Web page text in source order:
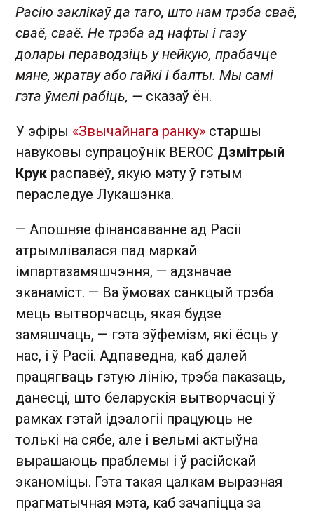
Расію заклікаў да таго, што нам трэба сваё,
сваё, сваё. Не трэба ад нафты і газу
долары пераводзіць у нейкую, прабачце
мяне, жратву або гайкі і балты. Мы самі
гэта ўмелі рабіць, — сказаў ён.
У эфіры «Звычайнага ранку» старшы
навуковы супрацоўнік BEROC Дзмітрый
Крук распавёў, якую мэту ў гэтым
пераследуе Лукашэнка.
— Апошняе фінансаванне ад Расіі
атрымлівалася пад маркай
імпартазамяшчэння, — адзначае
эканаміст. — Ва ўмовах санкцый трэба
мець вытворчасць, якая будзе
замяшчаць, — гэта эўфемізм, які ёсць у
нас, і ў Расіі. Адпаведна, каб далей
працягваць гэтую лінію, трэба паказаць,
данесці, што беларускія вытворчасці ў
рамках гэтай ідэалогіі працуюць не
толькі на сябе, але і вельмі актыўна
вырашаюць праблемы і ў расійскай
эканоміцы. Гэта такая цалкам выразная
прагматычная мэта, каб зачапіцца за